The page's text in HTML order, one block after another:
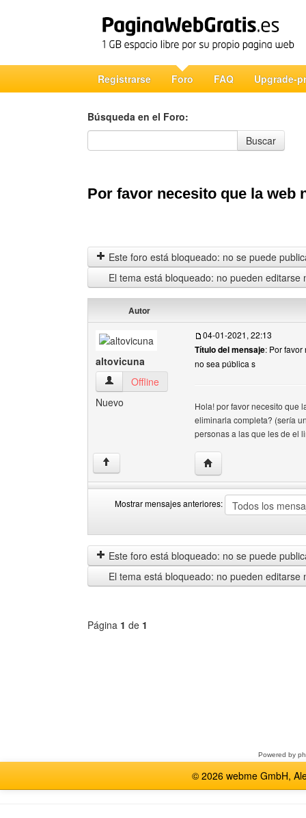
Registrarse Foro FAQ Upgrade-
Búsqueda en el Foro:
Búsqueda en el Foro
Buscar
Por favor necesito que la web
Este foro está bloqueado: no se puede
El tema está bloqueado: no pueden editarse
Autor
altovicuna
altovicuna Ver perfil del usuario
Offline
Nuevo
04-01-2021, 22:13
Título del mensaje: Por
no sea pública s
Hola! por favor necesito que
eliminarla completa? (sería
personas a las que les de el
↑ Visitar sitio web del
Mostrar mensajes anteriores:
mensajes
anteriores
by
Este foro está bloqueado: no se puede
El tema está bloqueado: no pueden editarse
Página 1 de 1
Powered by
© 2026 webme GmbH,